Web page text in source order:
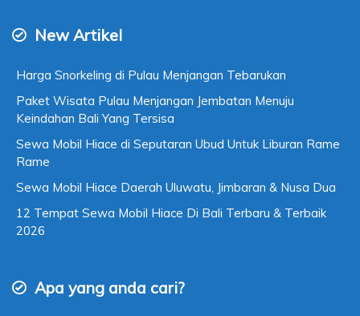
New Artikel
Harga Snorkeling di Pulau Menjangan Tebarukan
Paket Wisata Pulau Menjangan Jembatan Menuju
Keindahan Bali Yang Tersisa
Sewa Mobil Hiace di Seputaran Ubud Untuk Liburan Rame
Rame
Sewa Mobil Hiace Daerah Uluwatu, Jimbaran & Nusa Dua
12 Tempat Sewa Mobil Hiace Di Bali Terbaru & Terbaik
2026
Apa yang anda cari?